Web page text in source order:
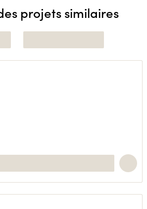
projets similaires